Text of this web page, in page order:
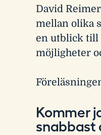
David
mellan olika
en utblick till
möjligheter
Kommer
snabbast